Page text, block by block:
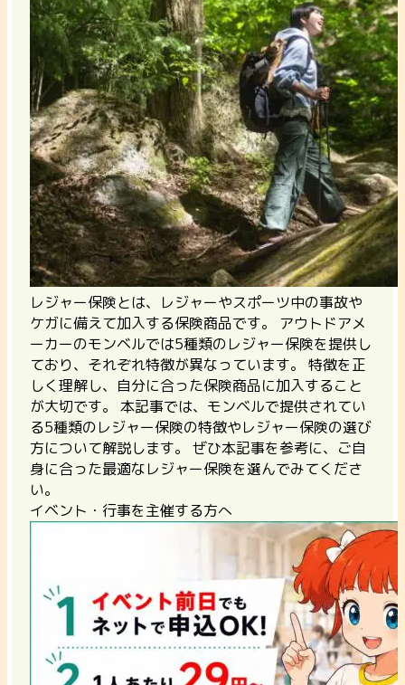
レジャー保険とは、レジャーやスポーツ中の事故や
ケガに備えて加入する保険商品です。 アウトドアメ
ーカーのモンベルでは5種類のレジャー保険を提供し
ており、それぞれ特徴が異なっています。 特徴を正
しく理解し、自分に合った保険商品に加入すること
が大切です。 本記事では、モンベルで提供されてい
る5種類のレジャー保険の特徴やレジャー保険の選び
方について解説します。 ぜひ本記事を参考に、ご自
身に合った最適なレジャー保険を選んでみてくださ
い。
イベント・行事を主催する方へ